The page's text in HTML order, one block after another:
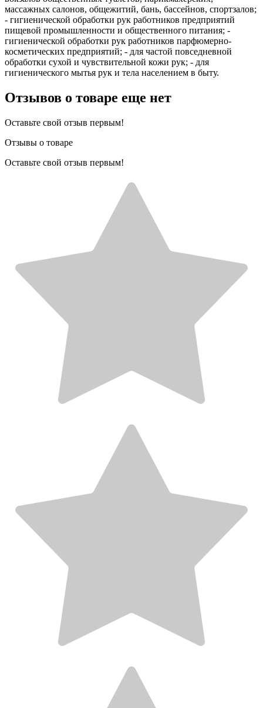
массажных салонов, общежитий, бань, бассейнов, спортзалов;
- гигиенической обработки рук работников предприятий
пищевой промышленности и общественного питания; -
гигиенической обработки рук работников парфюмерно-
косметических предприятий; - для частой повседневной
обработки сухой и чувствительной кожи рук; - для
гигиенического мытья рук и тела населением в быту.
Отзывов о товаре еще нет
Оставьте свой отзыв первым!
Отзывы о товаре
Оставьте свой отзыв первым!